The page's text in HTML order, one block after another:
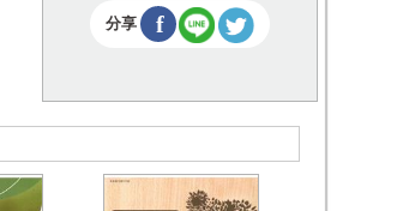
分享 f